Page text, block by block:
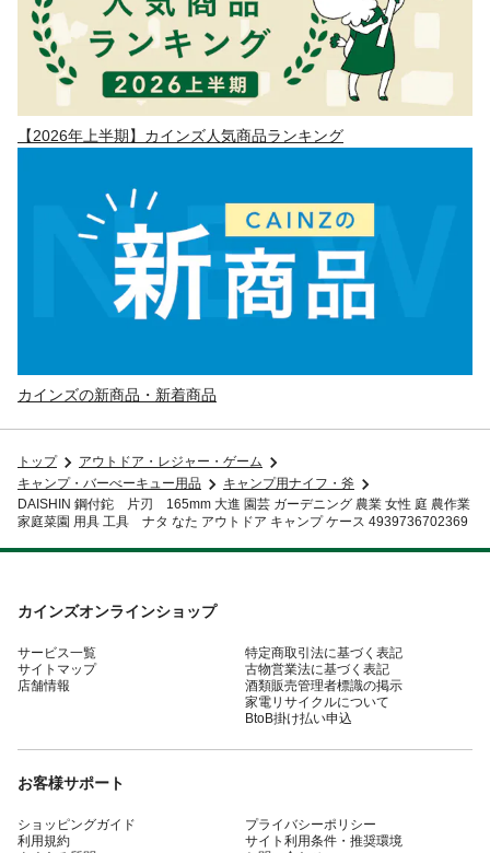
【2026年上半期】カインズ人気商品ランキング
カインズの新商品・新着商品
トップ
アウトドア・レジャー・ゲーム
キャンプ・バーべーキュー用品
キャンプ用ナイフ・斧
DAISHIN 鋼付鉈 片刃 165mm 大進 園芸 ガーデニング 農業 女性 庭 農作業
家庭菜園 用具 工具 ナタ なた アウトドア キャンプ ケース 4939736702369
カインズオンラインショップ
サービス一覧
サイトマップ
店舗情報
特定商取引法に基づく表記
古物営業法に基づく表記
酒類販売管理者標識の掲示
家電リサイクルについて
BtoB掛け払い申込
お客様サポート
ショッピングガイド
利用規約
プライバシーポリシー
サイト利用条件・推奨環境